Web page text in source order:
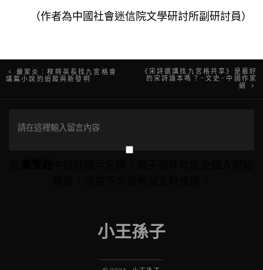
（作者為中國社會迷信院文學研討所副研討員）
文
導
嚴家炎：穆時英長找九宮格會
議篇小說的追蹤與新發明
《宋詩選講找九宮格共享》是最好
的宋詩讀本嗎？–文史–中國作家
網
小王孫子